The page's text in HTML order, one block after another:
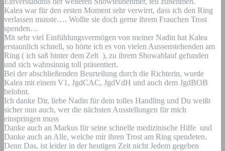
Kalea war für den ersten Moment sehr verwirrt, dass ich den Ring
verlassen musste…. Wollte sie doch gerne ihrem Frauchen Trost
spenden…
Mit sehr viel Einfühlungsvermögen von meiner Nadin hat Kalea
erstaunlich schnell, so hörte ich es von vielen Aussenstehenden am
Ring ( ich saß hinter dem Zelt ), zu ihrem Showablauf gefunden
und sich wahnsinnig toll präsentiert.
Bei der abschließenden Beurteilung durch die Richterin, wurde
Kalea mit einem V1, JgdCAC, JgdVdH und auch dem JgdBOB
belohnt.
Ich danke Dir, liebe Nadin für dein tolles Handling und Du weißt
sicher nun auch, wer die nächsten Ausstellungen für mich
einspringen muss
Danke auch an Markus für seine schnelle medizinische Hilfe und
Danke auch an Alle, welche mir ihren Trost am Ring spendeten.
Denn Das, ist leider in der heutigen Zeit nicht Jedem gegeben